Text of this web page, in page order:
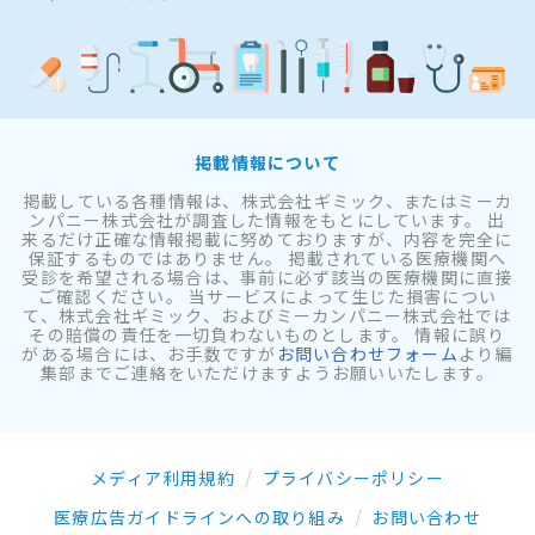
掲載情報について
掲載している各種情報は、株式会社ギミック、またはミーカ
ンパニー株式会社が調査した情報をもとにしています。 出
来るだけ正確な情報掲載に努めておりますが、内容を完全に
保証するものではありません。 掲載されている医療機関へ
受診を希望される場合は、事前に必ず該当の医療機関に直接
ご確認ください。 当サービスによって生じた損害につい
て、株式会社ギミック、およびミーカンパニー株式会社では
その賠償の責任を一切負わないものとします。 情報に誤り
がある場合には、お手数ですが お問い合わせフォーム より編
集部までご連絡をいただけますようお願いいたします。
メディア利用規約
プライバシーポリシー
医療広告ガイドラインへの取り組み
お問い合わせ